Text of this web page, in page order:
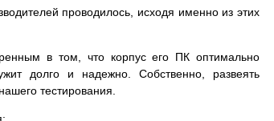
проводилось, исходя именно из этих
в том, что корпус его ПК оптимально
долго и надежно. Собственно, развеять
тестирования.